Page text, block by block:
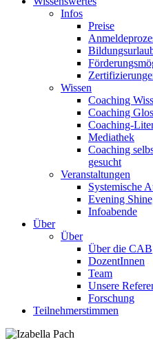
Infos
Preise
Wissen
Coaching
Coaching
Coaching-
Mediathek
Coaching
gesucht
Veranstaltungen
Systemische
Evening
Infoabende
Über
Über
Über die CAB
DozentInnen
Team
Unsere
Forschung
Teilnehmerstimmen